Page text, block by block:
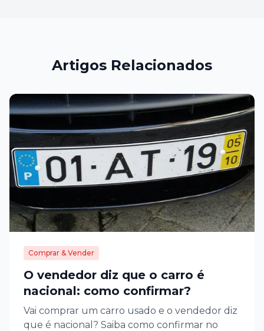
Artigos Relacionados
Comprar & Vender
O vendedor diz que o carro é
nacional: como confirmar?
Vai comprar um carro usado e o vendedor diz
que é nacional? Saiba como confirmar no